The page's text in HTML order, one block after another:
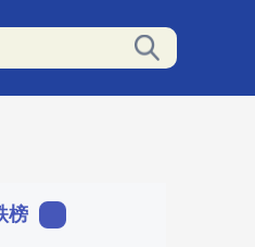
榜